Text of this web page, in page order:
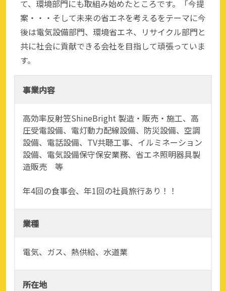
て、環境部門にも取組み始めたところです。「今提
案・・・そして未来の省エネを考えるをテーマに今
後は電気設備部門、環境省エネ、リサイクル部門と
共に社会に貢献できる会社を目指して頑張っていま
す。
事業内容
高効率反射笠ShineBright 製造・販売・施工、高
圧受電設備、電灯動力配線設備、防災設備、空調
設備、電話設備、TV共聴工事、イルミネーション
設備、電気設備保守保安業務、省エネ照明器具製
造販売 等
年4回の食事会、年1回の社員旅行あり！！
業種
電気、ガス、熱供給、水道業
所在地